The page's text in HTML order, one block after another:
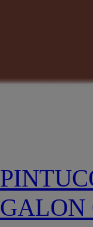
GALON